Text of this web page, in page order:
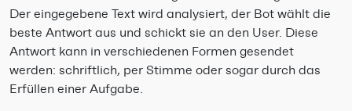
Der eingegebene Text wird analysiert, der Bot wählt die
beste Antwort aus und schickt sie an den User. Diese
Antwort kann in verschiedenen Formen gesendet
werden: schriftlich, per Stimme oder sogar durch das
Erfüllen einer Aufgabe.